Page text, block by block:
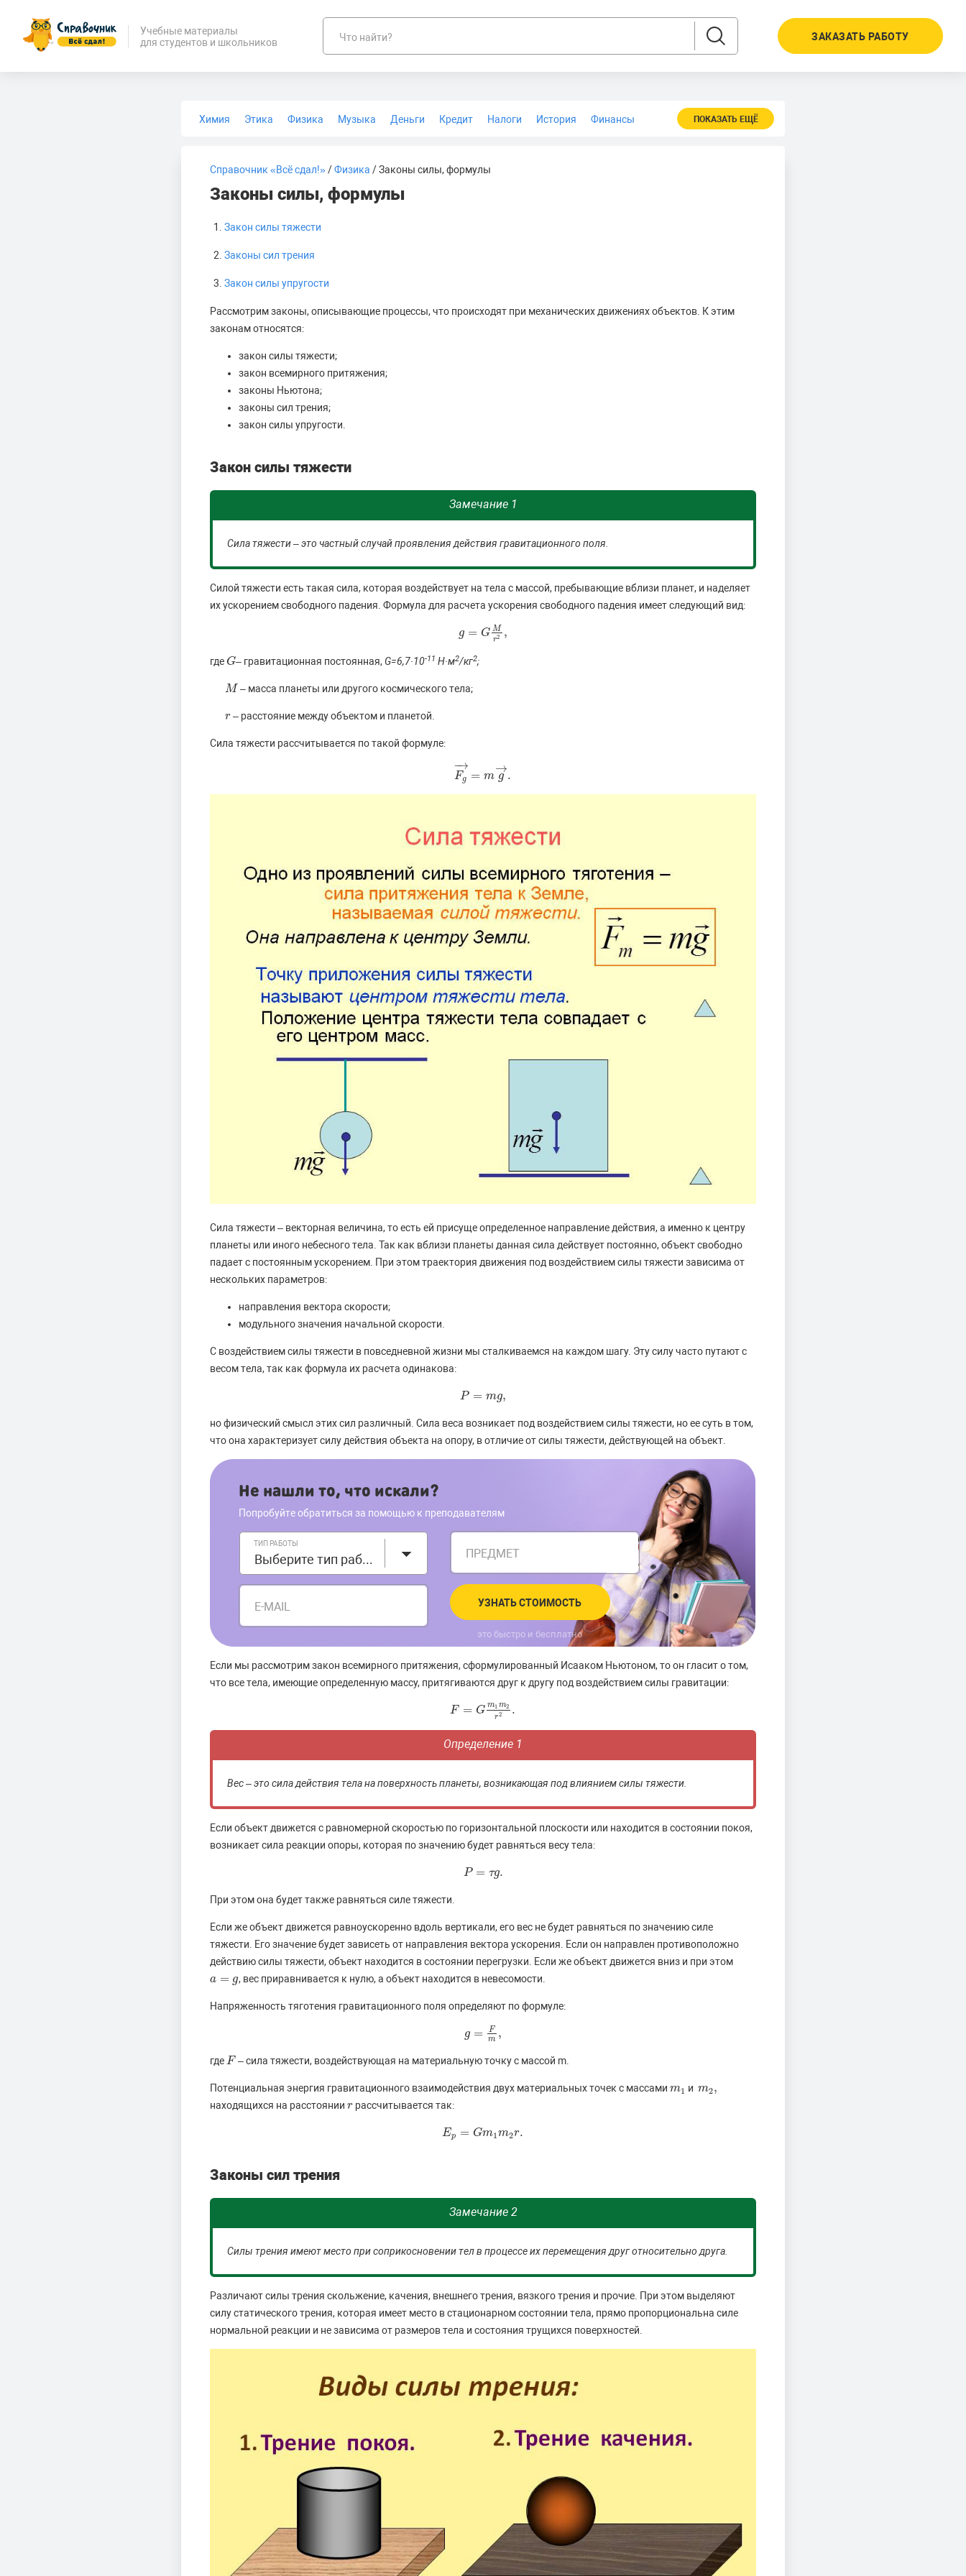
Учебные материалы
для студентов и школьников
Что найти? ЗАКАЗАТЬ РАБОТУ
Химия Этика Физика Музыка Деньги Кредит Налоги История
Финансы
ПОКАЗАТЬ ЕЩЁ
Справочник «Всё сдал!»/Физика / Законы силы, формулы
Законы силы, формулы
Закон силы тяжести
Законы сил трения
Закон силы упругости
Рассмотрим законы, описывающие процессы, что происходят при механических движениях объектов. К этим
законам относятся:
закон силы тяжести;
закон всемирного притяжения;
законы Ньютона;
законы сил трения;
закон силы упругости.
Закон силы тяжести
Замечание 1
Сила тяжести – это частный случай проявления действия гравитационного поля.
Силой тяжести есть такая сила, которая воздействует на тела с массой, пребывающие вблизи планет, и наделяет
их ускорением свободного падения. Формула для расчета ускорения свободного падения имеет следующий вид:
g = G M
r2 ,
g =G Mr2,
где G
G– гравитационная постоянная, G=6,7∙10-11 Н∙м2/кг2;
M
M – масса планеты или другого космического тела;
r
r – расстояние между объектом и планетой.
Сила тяжести рассчитывается по такой формуле:
Fg
−
→
= m g
→
.
Fg→= mg → .
Сила тяжести – векторная величина, то есть ей присуще определенное направление действия, а именно к центру
планеты или иного небесного тела. Так как вблизи планеты данная сила действует постоянно, объект свободно
падает с постоянным ускорением. При этом траектория движения под воздействием силы тяжести зависима от
нескольких параметров:
направления вектора скорости;
модульного значения начальной скорости.
С воздействием силы тяжести в повседневной жизни мы сталкиваемся на каждом шагу. Эту силу часто путают с
весом тела, так как формула их расчета одинакова:
P = mg,
P= mg,
но физический смысл этих сил различный. Сила веса возникает под воздействием силы тяжести, но ее суть в том,
что она характеризует силу действия объекта на опору, в отличие от силы тяжести, действующей на объект.
Не нашли то, что искали?
Попробуйте обратиться за помощью к преподавателям
ТИП РАБОТЫ
Выберите тип работы ПРЕДМЕТ
E-MAIL УЗНАТЬ СТОИМОСТЬ
это быстро и бесплатно
Если мы рассмотрим закон всемирного притяжения, сформулированный Исааком Ньютоном, то он гласит о том,
что все тела, имеющие определенную массу, притягиваются друг к другу под воздействием силы гравитации:
F = G m1 m2
r2 .
F= Gm1m2r2.
Определение 1
Вес – это сила действия тела на поверхность планеты, возникающая под влиянием силы тяжести.
Если объект движется с равномерной скоростью по горизонтальной плоскости или находится в состоянии покоя,
возникает сила реакции опоры, которая по значению будет равняться весу тела:
P = τg.
P= τg
При этом она будет также равняться силе тяжести.
Если же объект движется равноускоренно вдоль вертикали, его вес не будет равняться по значению силе
тяжести. Его значение будет зависеть от направления вектора ускорения. Если он направлен противоположно
действию силы тяжести, объект находится в состоянии перегрузки. Если же объект движется вниз и при этом
a = g
a=g , вес приравнивается к нулю, а объект находится в невесомости.
Напряженность тяготения гравитационного поля определяют по формуле:
g =
F
m ,
g=Fm,
гдеF
F – сила тяжести, воздействующая на материальную точку с массой m.
Потенциальная энергия гравитационного взаимодействия двух материальных точек с массами m1
m1 иm2,
m2,
находящихся на расстоянии r
r рассчитывается так:
Ep = Gm1 m2r.
Ep= Gm1m2r.
Законы сил трения
Замечание 2
Силы трения имеют место при соприкосновении тел в процессе их перемещения друг относительно друга.
Различают силы трения скольжение, качения, внешнего трения, вязкого трения и прочие. При этом выделяют
силу статического трения, которая имеет место в стационарном состоянии тела, прямо пропорциональна силе
нормальной реакции и не зависима от размеров тела и состояния трущихся поверхностей.